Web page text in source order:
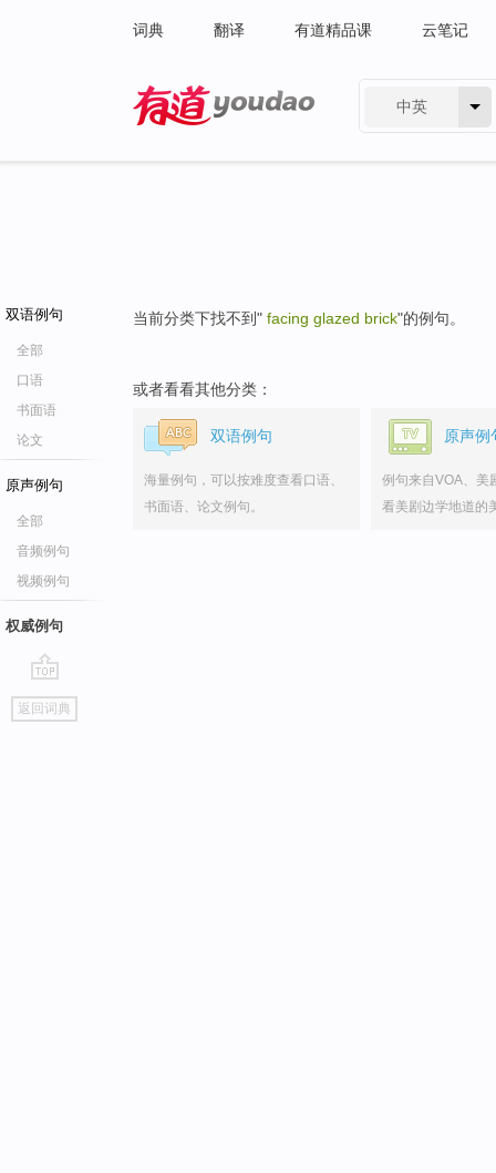
词典 翻译 有道精品课 云笔记
中英
双语例句
全部
口语
书面语
论文
原声例句
全部
音频例句
视频例句
权威例句
go
top
返回词典
当前分类下找不到" facing glazed brick"的例句。
或者看看其他分类：
双语例句
海量例句，可以按难度查看口语、
书面语、论文例句。
原声例
例句来自VOA、美
看美剧边学地道的